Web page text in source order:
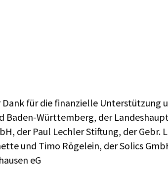
Dank für die finanzielle Unterstützung
Baden-Württemberg, der
der Paul Lechler Stiftung, der Gebr.
und Timo Rögelein, der Solics
eG